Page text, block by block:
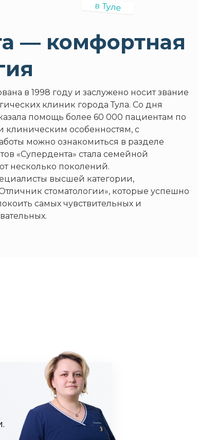
— комфортная
в Туле
в 1998 году и заслужено носит звание
клиник города Тула. Со дня
помощь более 60 000 пациентам по
особенностям, с
можно ознакомиться в разделе
«Супердента» стала семейной
несколько поколений.
высшей категории,
стоматологии», которые успешно
самых чувствительных и